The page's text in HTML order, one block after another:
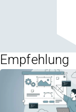
Empfehlung